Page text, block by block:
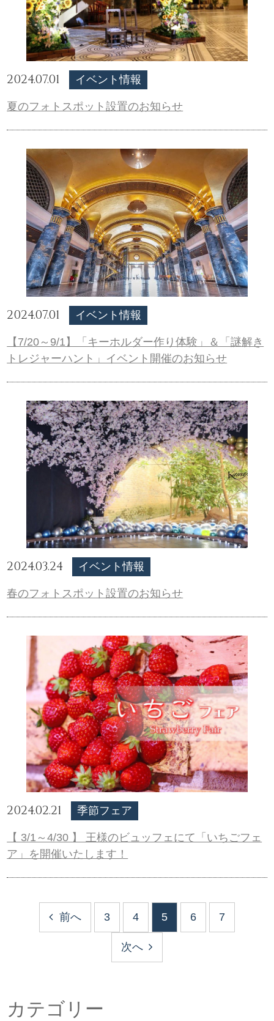
2024.07.01 イベント情報
夏のフォトスポット設置のお知らせ
2024.07.01 イベント情報
【7/20～9/1】「キーホルダー作り体験」＆「謎解き
トレジャーハント」イベント開催のお知らせ
2024.03.24 イベント情報
春のフォトスポット設置のお知らせ
2024.02.21 季節フェア
【 3/1～4/30 】 王様のビュッフェにて「いちごフェ
ア」を開催いたします！
前へ 3 4 5 6 7
次へ
カテゴリー